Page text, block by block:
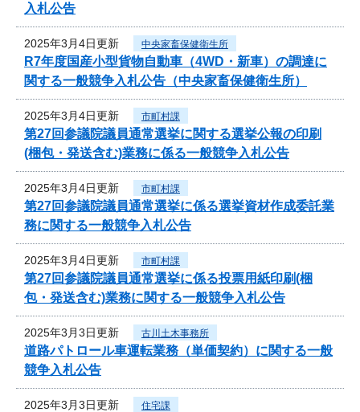
入札公告
2025年3月4日更新 中央家畜保健衛生所
R7年度国産小型貨物自動車（4WD・新車）の調達に
関する一般競争入札公告（中央家畜保健衛生所）
2025年3月4日更新 市町村課
第27回参議院議員通常選挙に関する選挙公報の印刷
(梱包・発送含む)業務に係る一般競争入札公告
2025年3月4日更新 市町村課
第27回参議院議員通常選挙に係る選挙資材作成委託業
務に関する一般競争入札公告
2025年3月4日更新 市町村課
第27回参議院議員通常選挙に係る投票用紙印刷(梱
包・発送含む)業務に関する一般競争入札公告
2025年3月3日更新 古川土木事務所
道路パトロール車運転業務（単価契約）に関する一般
競争入札公告
2025年3月3日更新 住宅課